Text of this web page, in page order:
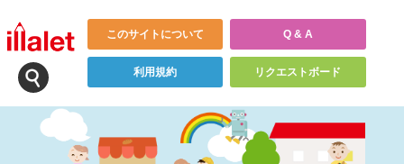
このサイトについて Q & A
利用規約 リクエストボード